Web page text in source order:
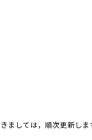
ましては，順次更新しま